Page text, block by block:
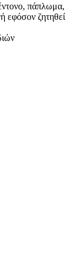
πάπλωμα,
εφόσον ζητηθεί